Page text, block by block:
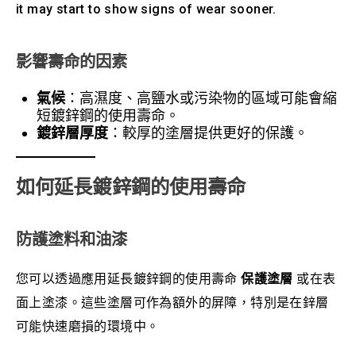
it may start to show signs of wear sooner.
影響壽命的因素
氣候 ：高濕度、高鹽水或污染物的區域可能會縮
短鍍鋅鋼的使用壽命。
鍍鋅層厚度 ：較厚的塗層提供更好的保護。
如何延長鍍鋅鋼的使用壽命
防護塗料和油漆
您可以透過應用延長鍍鋅鋼的使用壽命保護塗層 或在表
面上塗漆。這些塗層可作為額外的屏障，特別是在鋅層
可能快速磨損的環境中。